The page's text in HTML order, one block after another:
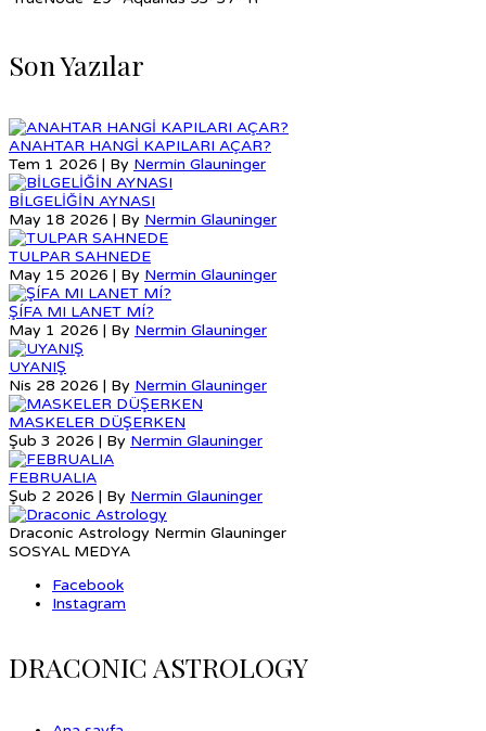
Son Yazılar
ANAHTAR HANGİ KAPILARI AÇAR?
Tem 1 2026 | By Nermin Glauninger
BİLGELİĞİN AYNASI
May 18 2026 | By Nermin Glauninger
TULPAR SAHNEDE
May 15 2026 | By Nermin Glauninger
ŞÍFA MI LANET MÍ?
May 1 2026 | By Nermin Glauninger
UYANIŞ
Nis 28 2026 | By Nermin Glauninger
MASKELER DÜŞERKEN
Şub 3 2026 | By Nermin Glauninger
FEBRUALIA
Şub 2 2026 | By Nermin Glauninger
Draconic Astrology Nermin Glauninger
SOSYAL MEDYA
Facebook
Instagram
DRACONIC ASTROLOGY